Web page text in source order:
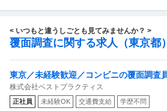
< いつもと違うしごとも見てみませんか？ >
覆面調査に関する求人（東京都）
東京／未経験歓迎／コンビニの覆面調査
定基盤／月５日在宅／残業月10時間
株式会社ベストプラクティス
正社員 未経験OK 交通費支給 学歴不問